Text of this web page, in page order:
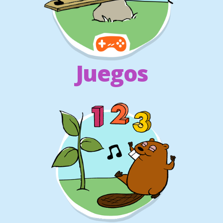
Juegos